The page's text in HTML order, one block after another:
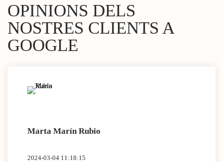
OPINIONS DELS
NOSTRES CLIENTS A
GOOGLE
Marta Marín Rubio
2024-03-04 11:18:15